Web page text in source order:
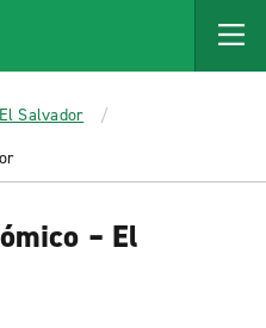
Salvador
– El